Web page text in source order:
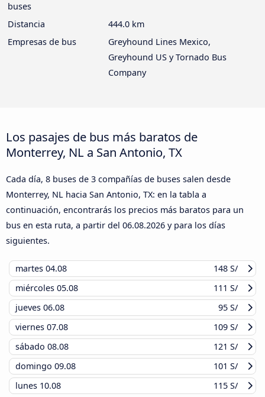
buses
Distancia
444.0 km
Empresas de bus
Greyhound Lines Mexico,
Greyhound US y Tornado Bus
Company
Los pasajes de bus más baratos de
Monterrey, NL a San Antonio, TX
Cada día, 8 buses de 3 compañías de buses salen desde
Monterrey, NL hacia San Antonio, TX: en la tabla a
continuación, encontrarás los precios más baratos para un
bus en esta ruta, a partir del 06.08.2026 y para los días
siguientes.
martes 04.08
148 S/
miércoles 05.08
111 S/
jueves 06.08
95 S/
viernes 07.08
109 S/
sábado 08.08
121 S/
domingo 09.08
101 S/
lunes 10.08 115 S/